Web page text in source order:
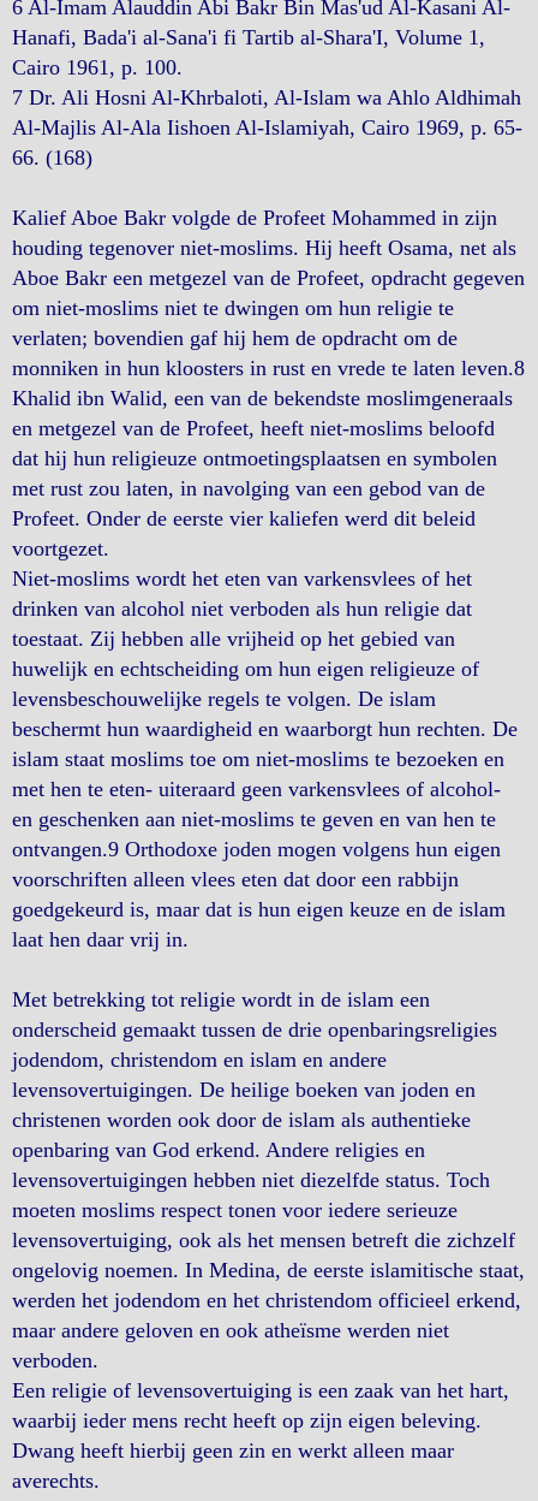
6 Al-Imam Alauddin Abi Bakr Bin Mas'ud Al-Kasani Al-
Hanafi, Bada'i al-Sana'i fi Tartib al-Shara'I, Volume 1,
Cairo 1961, p. 100.
7 Dr. Ali Hosni Al-Khrbaloti, Al-Islam wa Ahlo Aldhimah
Al-Majlis Al-Ala Iishoen Al-Islamiyah, Cairo 1969, p. 65-
66. (168)
Kalief Aboe Bakr volgde de Profeet Mohammed in zijn
houding tegenover niet-moslims. Hij heeft Osama, net als
Aboe Bakr een metgezel van de Profeet, opdracht gegeven
om niet-moslims niet te dwingen om hun religie te
verlaten; bovendien gaf hij hem de opdracht om de
monniken in hun kloosters in rust en vrede te laten leven.8
Khalid ibn Walid, een van de bekendste moslimgeneraals
en metgezel van de Profeet, heeft niet-moslims beloofd
dat hij hun religieuze ontmoetingsplaatsen en symbolen
met rust zou laten, in navolging van een gebod van de
Profeet. Onder de eerste vier kaliefen werd dit beleid
voortgezet.
Niet-moslims wordt het eten van varkensvlees of het
drinken van alcohol niet verboden als hun religie dat
toestaat. Zij hebben alle vrijheid op het gebied van
huwelijk en echtscheiding om hun eigen religieuze of
levensbeschouwelijke regels te volgen. De islam
beschermt hun waardigheid en waarborgt hun rechten. De
islam staat moslims toe om niet-moslims te bezoeken en
met hen te eten- uiteraard geen varkensvlees of alcohol-
en geschenken aan niet-moslims te geven en van hen te
ontvangen.9 Orthodoxe joden mogen volgens hun eigen
voorschriften alleen vlees eten dat door een rabbijn
goedgekeurd is, maar dat is hun eigen keuze en de islam
laat hen daar vrij in.
Met betrekking tot religie wordt in de islam een
onderscheid gemaakt tussen de drie openbaringsreligies
jodendom, christendom en islam en andere
levensovertuigingen. De heilige boeken van joden en
christenen worden ook door de islam als authentieke
openbaring van God erkend. Andere religies en
levensovertuigingen hebben niet diezelfde status. Toch
moeten moslims respect tonen voor iedere serieuze
levensovertuiging, ook als het mensen betreft die zichzelf
ongelovig noemen. In Medina, de eerste islamitische staat,
werden het jodendom en het christendom officieel erkend,
maar andere geloven en ook atheïsme werden niet
verboden.
Een religie of levensovertuiging is een zaak van het hart,
waarbij ieder mens recht heeft op zijn eigen beleving.
Dwang heeft hierbij geen zin en werkt alleen maar
averechts.